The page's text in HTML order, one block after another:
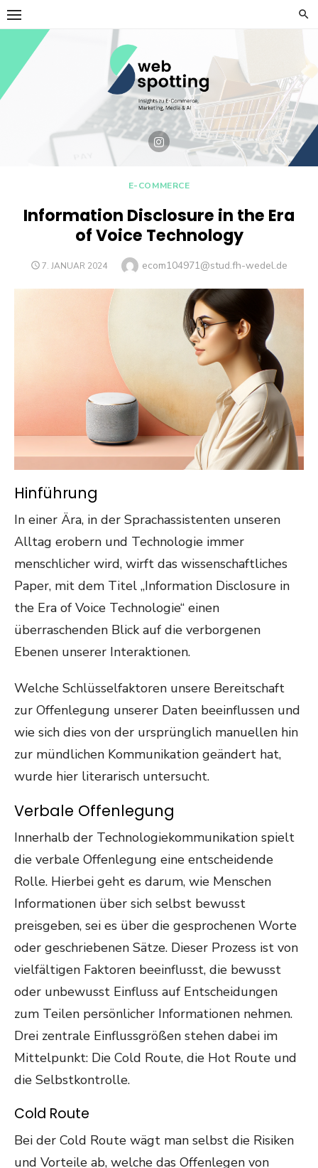
Skip
to
content
E-COMMERCE
Information Disclosure in the Era
of Voice Technology
POSTED
7. JANUAR 2024 Author
ecom104971@stud.fh-wedel.de
Hinführung
In einer Ära, in der Sprachassistenten unseren
Alltag erobern und Technologie immer
menschlicher wird, wirft das wissenschaftliches
Paper, mit dem Titel „Information Disclosure in
the Era of Voice Technologie“ einen
überraschenden Blick auf die verborgenen
Ebenen unserer Interaktionen.
Welche Schlüsselfaktoren unsere Bereitschaft
zur Offenlegung unserer Daten beeinflussen und
wie sich dies von der ursprünglich manuellen hin
zur mündlichen Kommunikation geändert hat,
wurde hier literarisch untersucht.
Verbale Offenlegung
Innerhalb der Technologiekommunikation spielt
die verbale Offenlegung eine entscheidende
Rolle. Hierbei geht es darum, wie Menschen
Informationen über sich selbst bewusst
preisgeben, sei es über die gesprochenen Worte
oder geschriebenen Sätze. Dieser Prozess ist von
vielfältigen Faktoren beeinflusst, die bewusst
oder unbewusst Einfluss auf Entscheidungen
zum Teilen persönlicher Informationen nehmen.
Drei zentrale Einflussgrößen stehen dabei im
Mittelpunkt: Die Cold Route, die Hot Route und
die Selbstkontrolle.
Cold Route
Bei der Cold Route wägt man selbst die Risiken
und Vorteile ab, welche das Offenlegen von